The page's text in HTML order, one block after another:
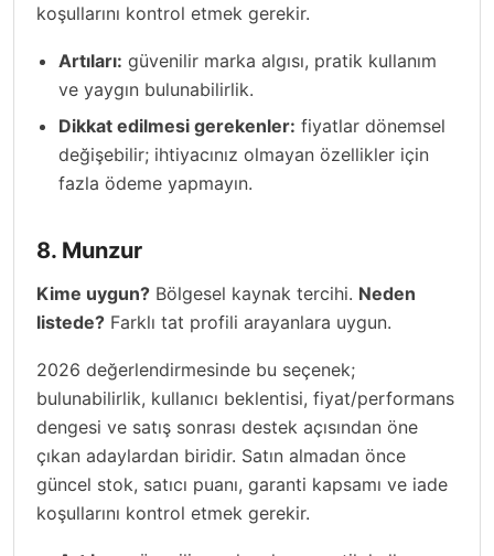
koşullarını kontrol etmek gerekir.
Artıları: güvenilir marka algısı, pratik kullanım
ve yaygın bulunabilirlik.
Dikkat edilmesi gerekenler: fiyatlar dönemsel
değişebilir; ihtiyacınız olmayan özellikler için
fazla ödeme yapmayın.
8. Munzur
Kime uygun? Bölgesel kaynak tercihi. Neden
listede? Farklı tat profili arayanlara uygun.
2026 değerlendirmesinde bu seçenek;
bulunabilirlik, kullanıcı beklentisi, fiyat/performans
dengesi ve satış sonrası destek açısından öne
çıkan adaylardan biridir. Satın almadan önce
güncel stok, satıcı puanı, garanti kapsamı ve iade
koşullarını kontrol etmek gerekir.